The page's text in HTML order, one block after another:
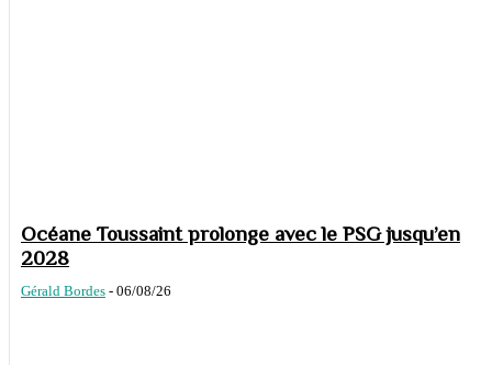
Océane Toussaint prolonge avec le PSG jusqu’en
2028
Gérald Bordes - 06/08/26